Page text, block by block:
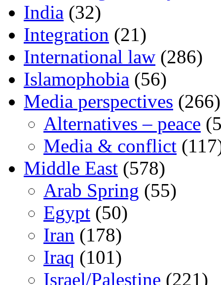
India (32)
Integration (21)
International law (286)
Islamophobia (56)
Media perspectives (266)
Alternatives – peace
Media & conflict
Middle East (578)
Arab Spring (55)
Egypt (50)
Iran (178)
Iraq (101)
Israel/Palestine (221)